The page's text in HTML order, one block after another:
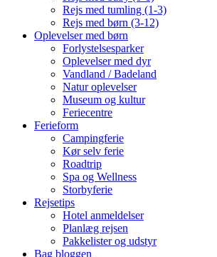
Rejs med tumling (1-3)
Rejs med børn (3-12)
Oplevelser med børn
Forlystelsesparker
Oplevelser med dyr
Vandland / Badeland
Natur oplevelser
Museum og kultur
Feriecentre
Ferieform
Campingferie
Kør selv ferie
Roadtrip
Spa og Wellness
Storbyferie
Rejsetips
Hotel anmeldelser
Planlæg rejsen
Pakkelister og udstyr
Bag bloggen